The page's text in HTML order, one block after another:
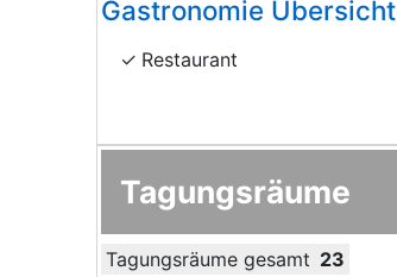
Gastronomie Übersicht
Restaurant
Tagungsräume
Tagungsräume gesamt 23